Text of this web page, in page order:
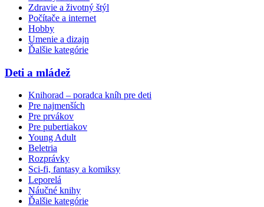
Zdravie a životný štýl
Počítače a internet
Hobby
Umenie a dizajn
Ďalšie kategórie
Deti a mládež
Knihorad – poradca kníh pre deti
Pre najmenších
Pre prvákov
Pre pubertiakov
Young Adult
Beletria
Rozprávky
Sci-fi, fantasy a komiksy
Leporelá
Náučné knihy
Ďalšie kategórie